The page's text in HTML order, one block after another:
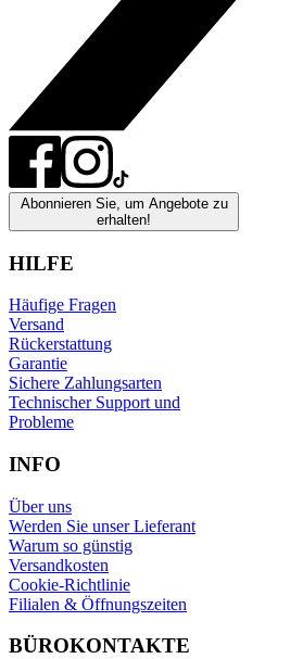
Abonnieren Sie, um Angebote zu
erhalten!
HILFE
Häufige Fragen
Versand
Rückerstattung
Garantie
Sichere Zahlungsarten
Technischer Support und
Probleme
INFO
Über uns
Werden Sie unser Lieferant
Warum so günstig
Versandkosten
Cookie-Richtlinie
Filialen & Öffnungszeiten
BÜROKONTAKTE